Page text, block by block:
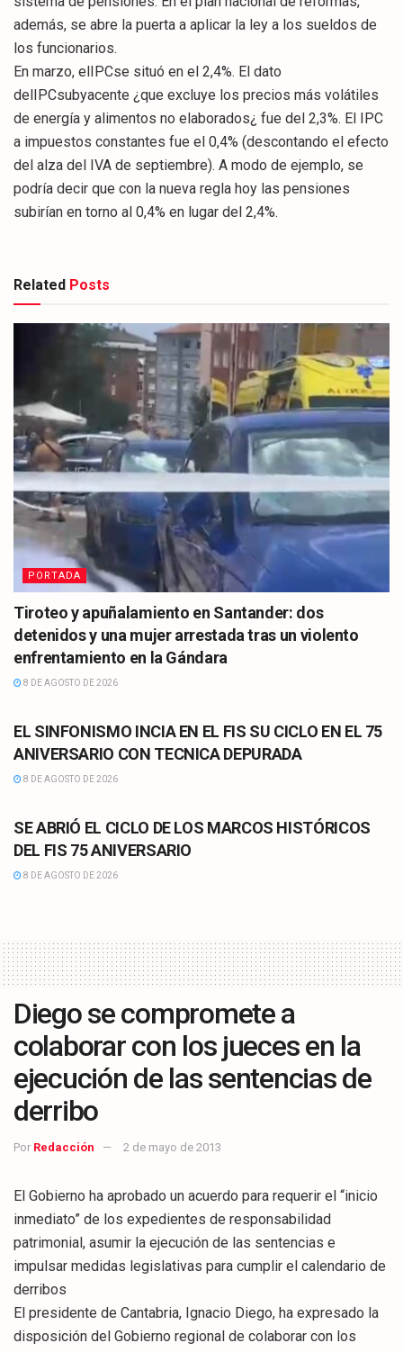
además, se abre la puerta a aplicar la ley a los sueldos de
los funcionarios.
En marzo, elIPCse situó en el 2,4%. El dato
delIPCsubyacente ¿que excluye los precios más volátiles
de energía y alimentos no elaborados¿ fue del 2,3%. El IPC
a impuestos constantes fue el 0,4% (descontando el efecto
del alza del IVA de septiembre). A modo de ejemplo, se
podría decir que con la nueva regla hoy las pensiones
subirían en torno al 0,4% en lugar del 2,4%.
Related Posts
PORTADA
Tiroteo y apuñalamiento en Santander: dos
detenidos y una mujer arrestada tras un violento
enfrentamiento en la Gándara
8 DE AGOSTO DE 2026
EL SINFONISMO INCIA EN EL FIS SU CICLO EN EL 75
ANIVERSARIO CON TECNICA DEPURADA
8 DE AGOSTO DE 2026
SE ABRIÓ EL CICLO DE LOS MARCOS HISTÓRICOS
DEL FIS 75 ANIVERSARIO
8 DE AGOSTO DE 2026
Diego se compromete a
colaborar con los jueces en la
ejecución de las sentencias de
derribo
Por Redacción 2 de mayo de 2013
El Gobierno ha aprobado un acuerdo para requerir el “inicio
inmediato” de los expedientes de responsabilidad
patrimonial, asumir la ejecución de las sentencias e
impulsar medidas legislativas para cumplir el calendario de
derribos
El presidente de Cantabria, Ignacio Diego, ha expresado la
disposición del Gobierno regional de colaborar con los